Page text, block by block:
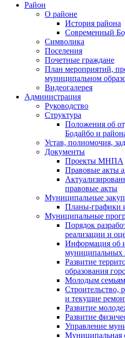
Район
О районе
История района
Современный
Символика
Поселения
Почетные граждане
План мероприятий,
муниципальном
Видеогалерея
Администрация
Руководство
Структура
Положения об
Бодайбо и
Устав, полномочия,
Документы
Проекты МНПА
Правовые акты
правовые акты
Муниципальные
Планы-графики
Муниципальные
Порядок
реализации и
Информация об
муниципальных
Развитие
образования
Молодым
Строительство,
и текущие
Развитие
Развитие
Управление
Муниципальная